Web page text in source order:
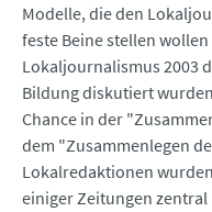
Modelle, die den
feste Beine stellen
Lokaljournalismus 2003
Bildung diskutiert wurden. "Aus Neun mach Vier" sieht
Chance in der
dem "Zusammenlegen
Lokalredaktionen
einiger Zeitungen